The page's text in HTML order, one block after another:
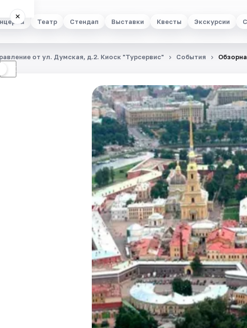
Театр Стендап Выставки Квесты Экскурсии
×
☾
от ул. Думская, д.2. Киоск "Турсервис" События